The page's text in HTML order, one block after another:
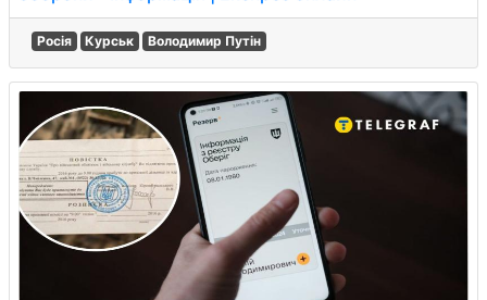
Росія Курськ Володимир Путін